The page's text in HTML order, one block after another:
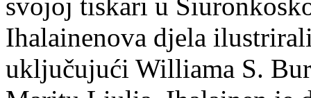
svojoj tiskari u
Ihalainenova djela
uključujući Williama S.